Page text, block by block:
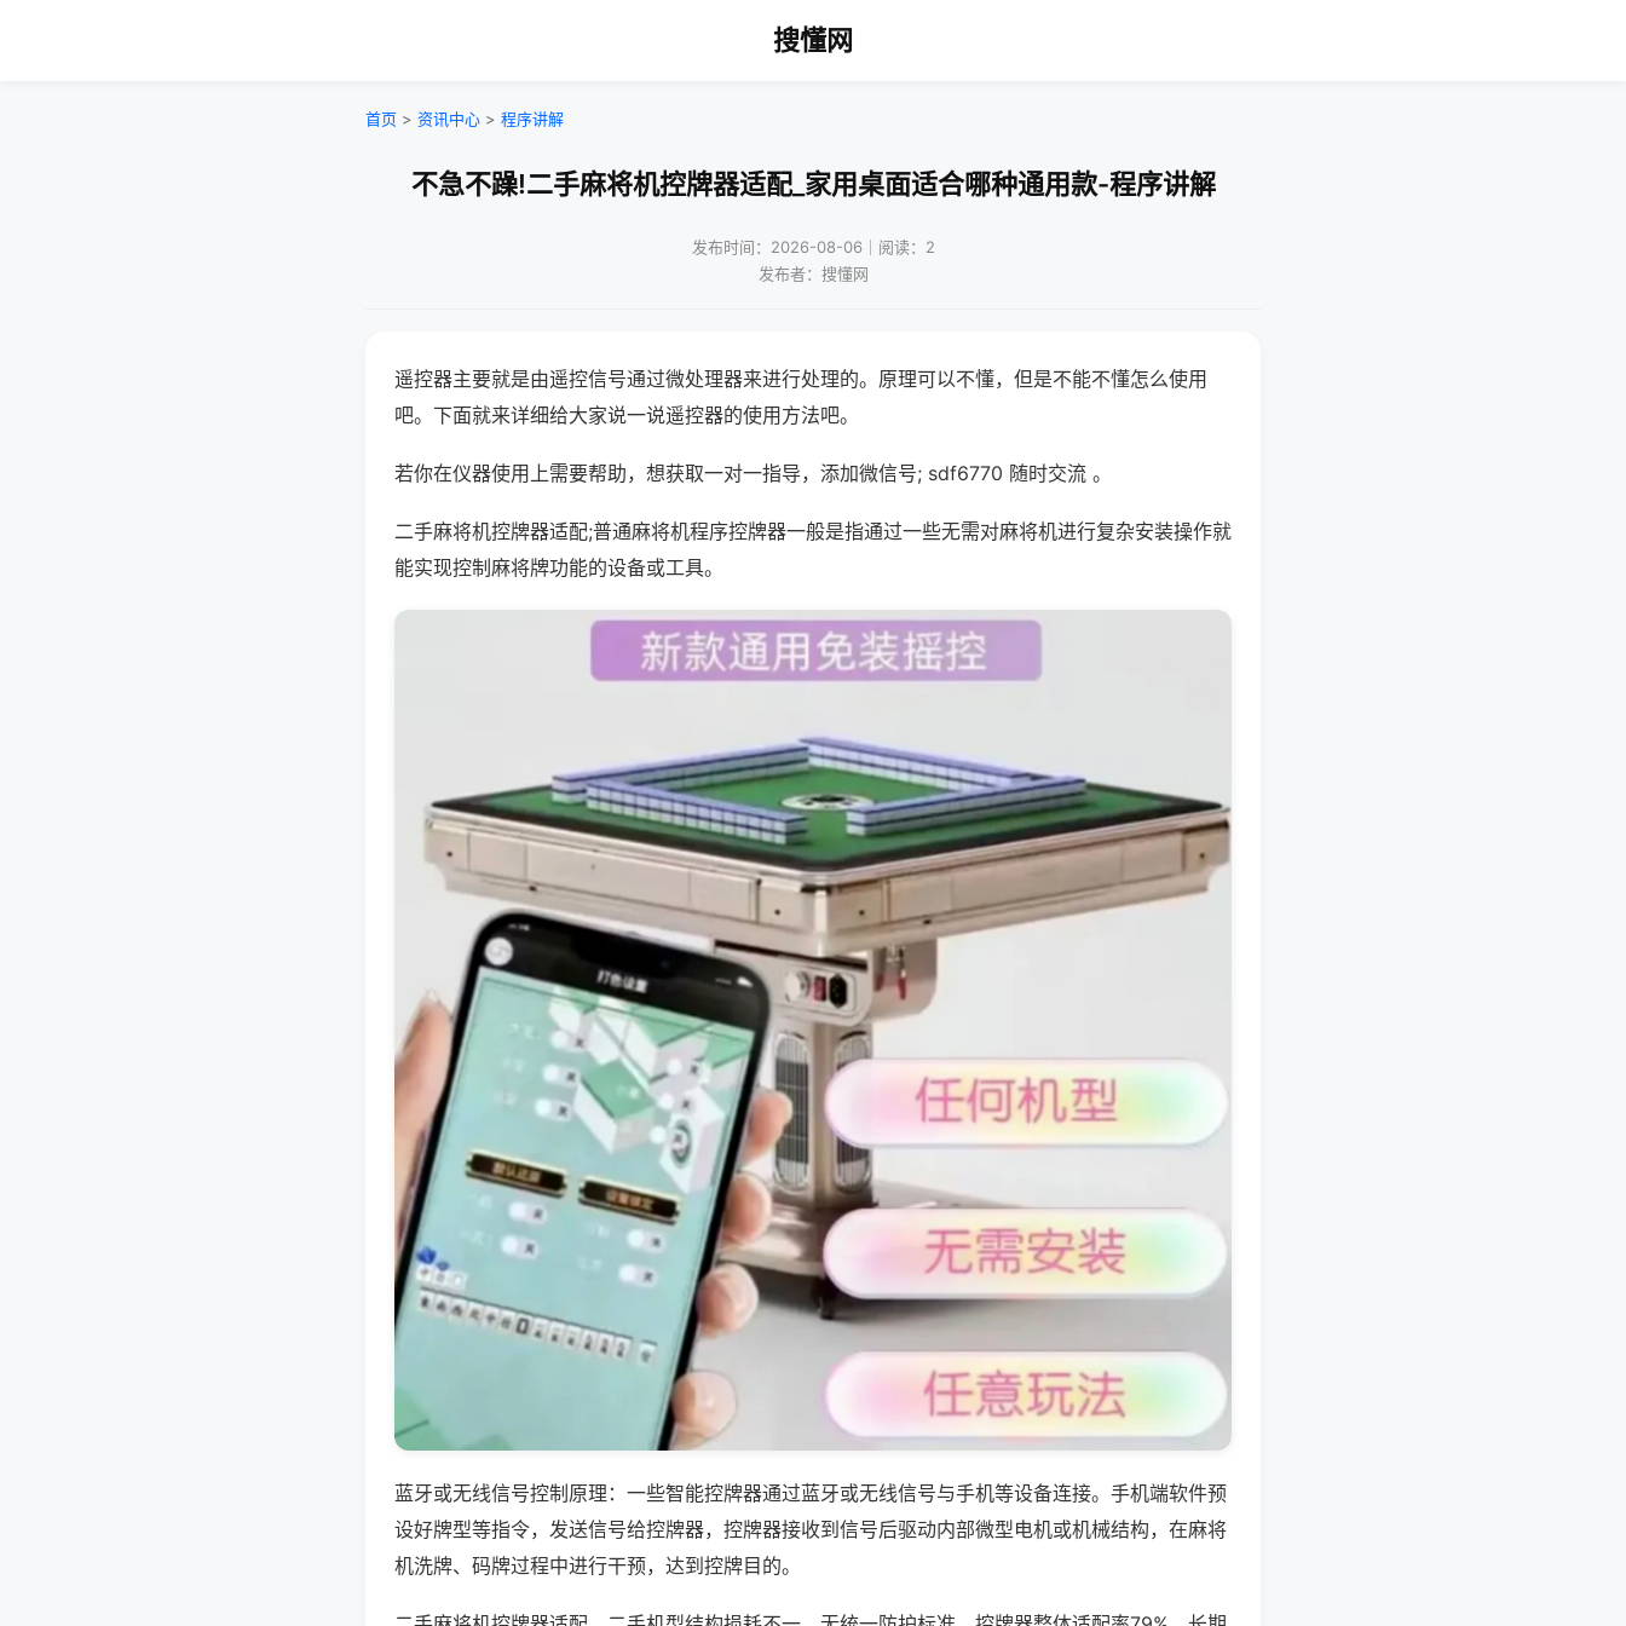
搜懂网
首页 > 资讯中心 > 程序讲解
不急不躁!二手麻将机控牌器适配_家用桌面适合哪种通用款-程序讲解
发布时间：2026-08-06｜阅读：2
发布者：搜懂网
遥控器主要就是由遥控信号通过微处理器来进行处理的。原理可以不懂，但是不能不懂怎么使用
吧。下面就来详细给大家说一说遥控器的使用方法吧。
若你在仪器使用上需要帮助，想获取一对一指导，添加微信号; sdf6770 随时交流 。
二手麻将机控牌器适配;普通麻将机程序控牌器一般是指通过一些无需对麻将机进行复杂安装操作就
能实现控制麻将牌功能的设备或工具。
蓝牙或无线信号控制原理：一些智能控牌器通过蓝牙或无线信号与手机等设备连接。手机端软件预
设好牌型等指令，发送信号给控牌器，控牌器接收到信号后驱动内部微型电机或机械结构，在麻将
机洗牌、码牌过程中进行干预，达到控牌目的。